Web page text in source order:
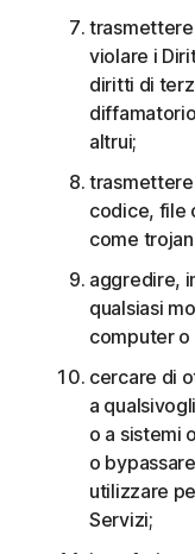
trasmettere
violare i
diritti di
altrui;
trasmettere
codice, file
come
aggredire,
qualsiasi
computer o
cercare di
a
o a sistemi
o
utilizzare
Servizi;